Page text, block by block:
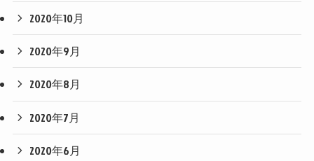
2020年10月
2020年9月
2020年8月
2020年7月
2020年6月